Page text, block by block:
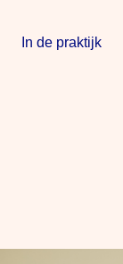
In de praktijk